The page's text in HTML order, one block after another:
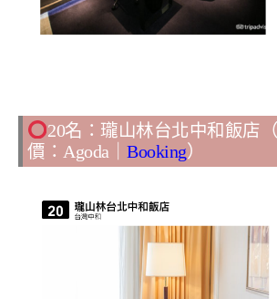
20名：瓏山林台北中和飯店（
價： Agoda Booking）